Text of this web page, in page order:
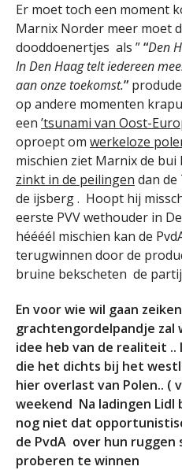
Er moet toch een moment
Marnix Norder meer moet
dooddoenertjes als ”“Den
In Den Haag telt iedereen
aan onze toekomst.”
op andere momenten
een ’tsunami van Oost-
oproept om werkeloze
mischien ziet Marnix de bui
zinkt in de peilingen dan de
de ijsberg . Hoopt hij
eerste PVV wethouder in
héééél mischien kan de
terugwinnen door de
bruine bekscheten de
En voor wie wil gaan
grachtengordelpandje zal
idee heb van de realiteit ..
die het dichts bij het
hier overlast van Polen.. (
weekend Na ladingen
nog niet dat
de PvdA over hun ruggen
proberen te winnen